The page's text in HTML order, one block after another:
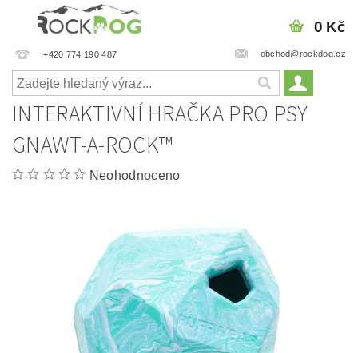
+420 774 190 487 obchod@rockdog.cz
0 Kč
INTERAKTIVNÍ HRAČKA PRO PSY
GNAWT-A-ROCK™
Neohodnoceno